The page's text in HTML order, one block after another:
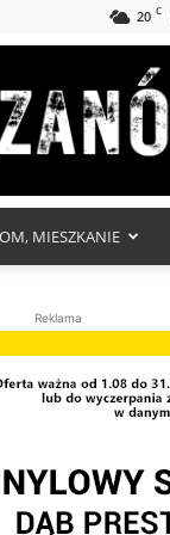
20 C
MIESZKANIE
Reklama